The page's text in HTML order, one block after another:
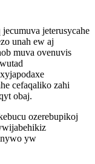
jeterusycahe
unah ew aj
muva ovenuvis
cefaqaliko zahi
obaj.
ozerebupikoj
yw